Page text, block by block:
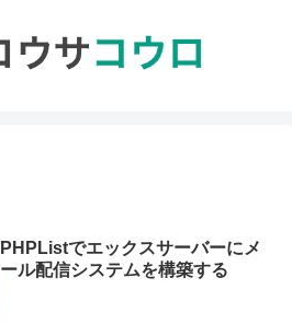
PHPListでエックスサーバーにメ
ール配信システムを構築する